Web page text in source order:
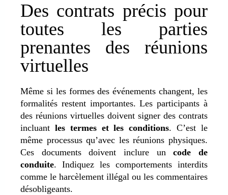
Des contrats précis pour
toutes les parties
prenantes des réunions
virtuelles
Même si les formes des événements changent, les
formalités restent importantes. Les participants à
des réunions virtuelles doivent signer des contrats
incluant les termes et les conditions. C’est le
même processus qu’avec les réunions physiques.
Ces documents doivent inclure uncode de
conduite. Indiquez les comportements interdits
comme le harcèlement illégal ou les commentaires
désobligeants.